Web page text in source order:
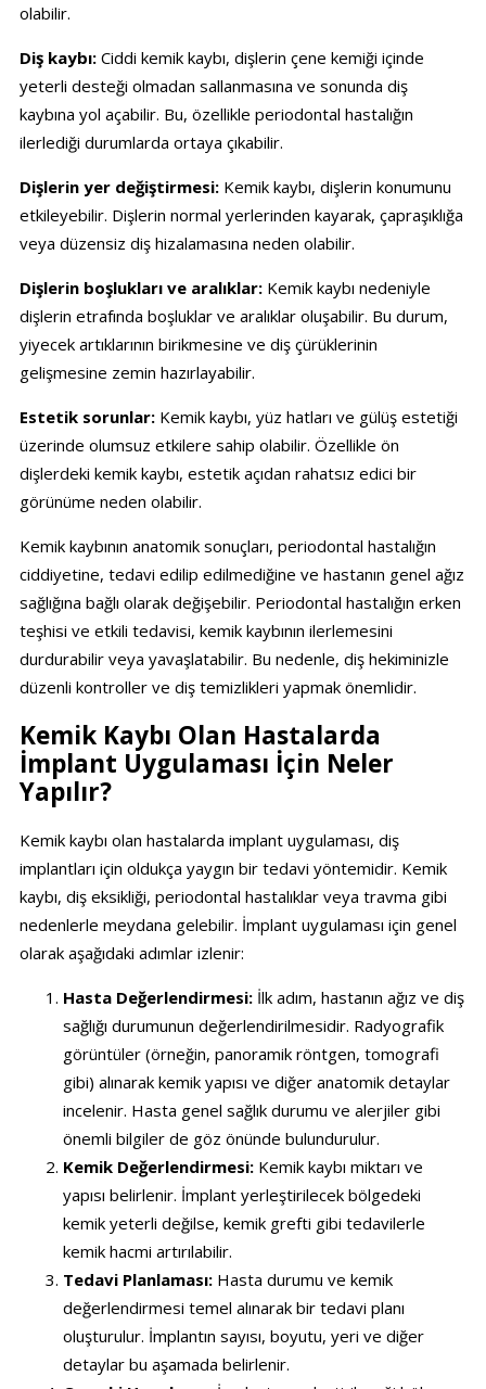
olabilir.
Diş kaybı: Ciddi kemik kaybı, dişlerin çene kemiği içinde
yeterli desteği olmadan sallanmasına ve sonunda diş
kaybına yol açabilir. Bu, özellikle periodontal hastalığın
ilerlediği durumlarda ortaya çıkabilir.
Dişlerin yer değiştirmesi: Kemik kaybı, dişlerin konumunu
etkileyebilir. Dişlerin normal yerlerinden kayarak, çapraşıklığa
veya düzensiz diş hizalamasına neden olabilir.
Dişlerin boşlukları ve aralıklar: Kemik kaybı nedeniyle
dişlerin etrafında boşluklar ve aralıklar oluşabilir. Bu durum,
yiyecek artıklarının birikmesine ve diş çürüklerinin
gelişmesine zemin hazırlayabilir.
Estetik sorunlar: Kemik kaybı, yüz hatları ve gülüş estetiği
üzerinde olumsuz etkilere sahip olabilir. Özellikle ön
dişlerdeki kemik kaybı, estetik açıdan rahatsız edici bir
görünüme neden olabilir.
Kemik kaybının anatomik sonuçları, periodontal hastalığın
ciddiyetine, tedavi edilip edilmediğine ve hastanın genel ağız
sağlığına bağlı olarak değişebilir. Periodontal hastalığın erken
teşhisi ve etkili tedavisi, kemik kaybının ilerlemesini
durdurabilir veya yavaşlatabilir. Bu nedenle, diş hekiminizle
düzenli kontroller ve diş temizlikleri yapmak önemlidir.
Kemik Kaybı Olan Hastalarda
İmplant Uygulaması İçin Neler
Yapılır?
Kemik kaybı olan hastalarda implant uygulaması, diş
implantları için oldukça yaygın bir tedavi yöntemidir. Kemik
kaybı, diş eksikliği, periodontal hastalıklar veya travma gibi
nedenlerle meydana gelebilir. İmplant uygulaması için genel
olarak aşağıdaki adımlar izlenir:
Hasta Değerlendirmesi: İlk adım, hastanın ağız ve diş
sağlığı durumunun değerlendirilmesidir. Radyografik
görüntüler (örneğin, panoramik röntgen, tomografi
gibi) alınarak kemik yapısı ve diğer anatomik detaylar
incelenir. Hasta genel sağlık durumu ve alerjiler gibi
önemli bilgiler de göz önünde bulundurulur.
Kemik Değerlendirmesi: Kemik kaybı miktarı ve
yapısı belirlenir. İmplant yerleştirilecek bölgedeki
kemik yeterli değilse, kemik grefti gibi tedavilerle
kemik hacmi artırılabilir.
Tedavi Planlaması: Hasta durumu ve kemik
değerlendirmesi temel alınarak bir tedavi planı
oluşturulur. İmplantın sayısı, boyutu, yeri ve diğer
detaylar bu aşamada belirlenir.